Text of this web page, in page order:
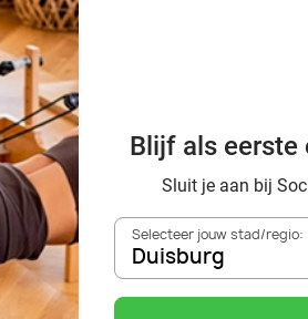
uit Blijf als eerste
Sluit je aan bij
Selecteer jouw stad/regio:
Duisburg